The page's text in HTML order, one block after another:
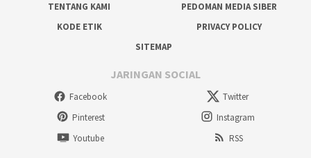
TENTANG KAMI
PEDOMAN MEDIA SIBER
KODE ETIK
PRIVACY POLICY
SITEMAP
JARINGAN SOCIAL
Facebook
Twitter
Pinterest
Instagram
Youtube
RSS